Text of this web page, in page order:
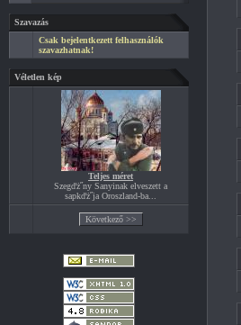
Szavazás
Csak bejelentkezett felhasználók
szavazhatnak!
Véletlen kép
Teljes méret
Szegďż˝ny Sanyinak elveszett a
sapkďż˝ja Oroszland-ba...